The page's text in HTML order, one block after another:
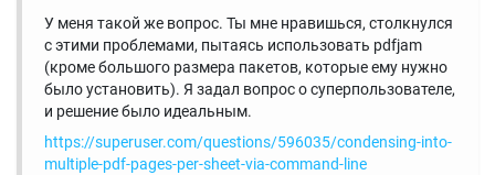
У меня такой же вопрос. Ты мне нравишься, столкнулся
с этими проблемами, пытаясь использовать pdfjam
(кроме большого размера пакетов, которые ему нужно
было установить). Я задал вопрос о суперпользователе,
и решение было идеальным.
https://superuser.com/questions/596035/condensing-into-
multiple-pdf-pages-per-sheet-via-command-line